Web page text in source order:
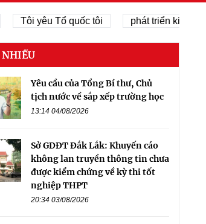
yêu Tổ quốc tôi phát triển kinh tế tư nhân
Yêu cầu của Tổng Bí thư, Chủ
tịch nước về sắp xếp trường học
13:14 04/08/2026
Sở GDĐT Đắk Lắk: Khuyến cáo
không lan truyền thông tin chưa
được kiểm chứng về kỳ thi tốt
nghiệp THPT
20:34 03/08/2026